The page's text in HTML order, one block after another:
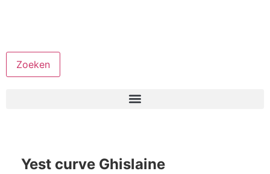
Zoeken
Yest curve Ghislaine